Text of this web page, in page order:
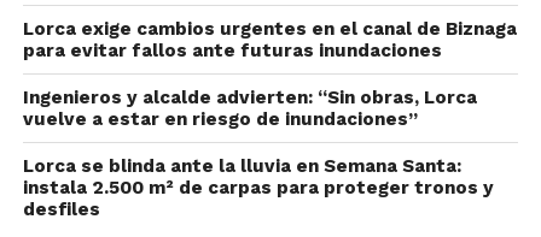
Lorca exige cambios urgentes en el canal de Biznaga
para evitar fallos ante futuras inundaciones
Ingenieros y alcalde advierten: “Sin obras, Lorca
vuelve a estar en riesgo de inundaciones”
Lorca se blinda ante la lluvia en Semana Santa:
instala 2.500 m² de carpas para proteger tronos y
desfiles